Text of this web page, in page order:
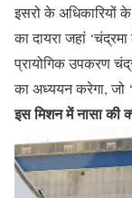
इसरो के अधिकारियों
का दायरा जहां
प्रायोगिक उपकरण
का अध्ययन करेगा, जो
इस मिशन में नासा की